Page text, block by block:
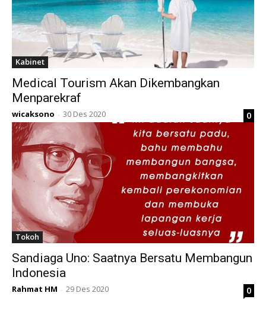
Kabinet
Medical Tourism Akan Dikembangkan
Menparekraf
wicaksono - 30 Des 2020 0
Tokoh
Sandiaga Uno: Saatnya Bersatu Membangun
Indonesia
Rahmat HM - 29 Des 2020 0